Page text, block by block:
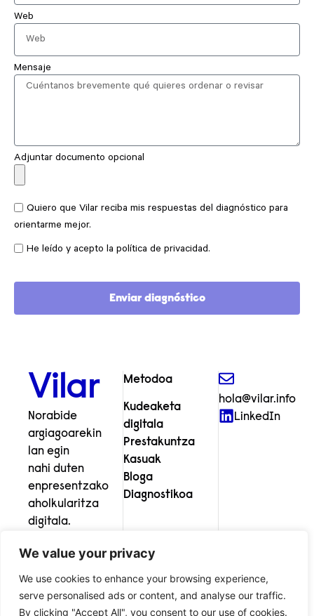
We value your privacy
We use cookies to enhance your browsing experience,
serve personalised ads or content, and analyse our traffic.
By clicking "Accept All", you consent to our use of cookies.
Web
Mensaje
Adjuntar documento opcional
Quiero que Vilar reciba mis respuestas del diagnóstico para
orientarme mejor.
He leído y acepto la política de privacidad.
Enviar diagnóstico
Vilar
Norabide
argiagoarekin
lan egin
nahi duten
enpresentzako
aholkularitza
digitala.
Metodoa
Kudeaketa
digitala
Prestakuntza
Kasuak
Bloga
Diagnostikoa
hola@vilar.info
LinkedIn